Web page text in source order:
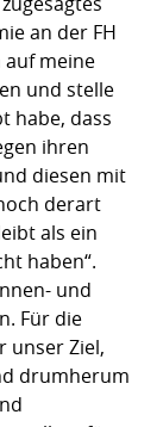
an der FH
auf meine
und stelle
habe, dass
ihren
diesen mit
derart
als ein
haben“.
und
Für die
unser Ziel,
drumherum